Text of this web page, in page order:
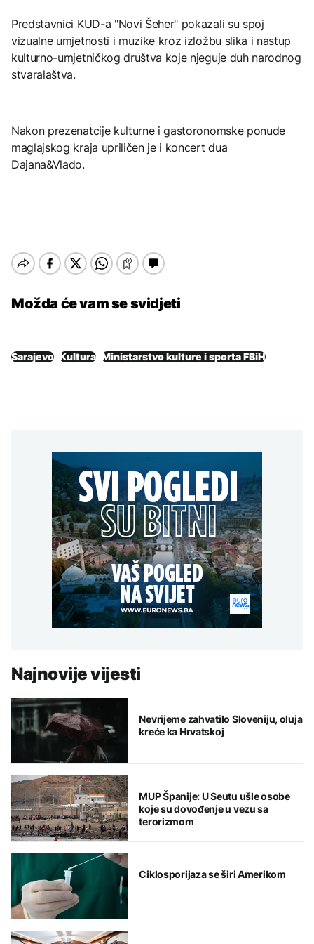
Predstavnici KUD-a "Novi Šeher" pokazali su spoj
vizualne umjetnosti i muzike kroz izložbu slika i nastup
kulturno-umjetničkog društva koje njeguje duh narodnog
stvaralaštva.
Nakon prezenatcije kulturne i gastoronomske ponude
maglajskog kraja upriličen je i koncert dua
Dajana&Vlado.
Možda će vam se svidjeti
Sarajevo Kultura Ministarstvo kulture i sporta FBiH
Najnovije vijesti
Nevrijeme zahvatilo Sloveniju, oluja
kreće ka Hrvatskoj
MUP Španije: U Seutu ušle osobe
koje su dovođenje u vezu sa
terorizmom
Ciklosporijaza se širi Amerikom